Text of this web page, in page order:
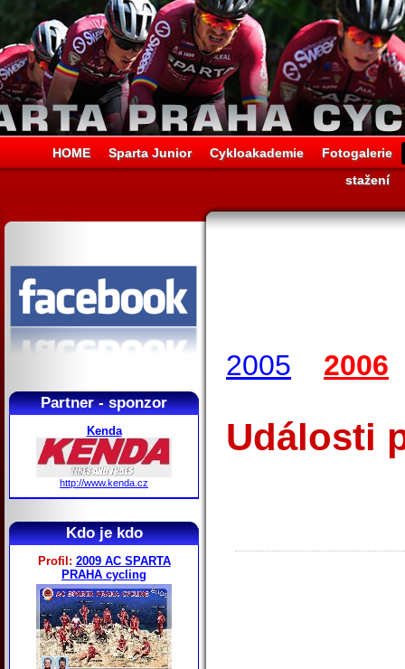
HOME Sparta Junior Cykloakademie
Fotogalerie
stažení
Partner - sponzor
Kenda
http://www.kenda.cz
Kdo je kdo
Profil: 2009 AC SPARTA
PRAHA cycling
2005 2006
Události